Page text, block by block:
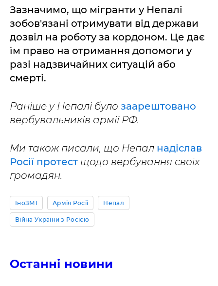
Зазначимо, що мігранти у Непалі
зобов'язані отримувати від держави
дозвіл на роботу за кордоном. Це дає
їм право на отримання допомоги у
разі надзвичайних ситуацій або
смерті.
Раніше у Непалі було заарештовано
вербувальників армії РФ.
Ми також писали, що Непал надіслав
Росії протест щодо вербування своїх
громадян.
ІноЗМІ Армія Росії Непал
Війна України з Росією
Останні новини